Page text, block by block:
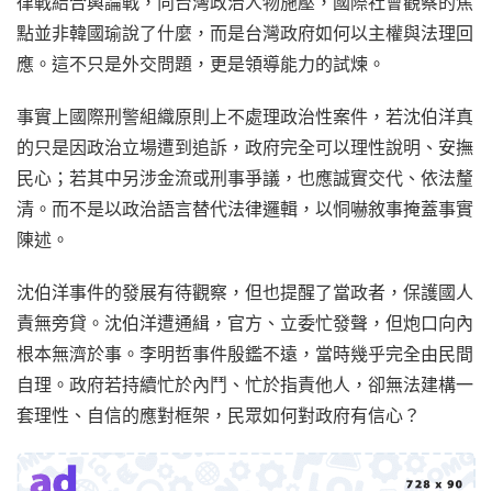
點並非韓國瑜說了什麼，而是台灣政府如何以主權與法理回
應。這不只是外交問題，更是領導能力的試煉。
事實上國際刑警組織原則上不處理政治性案件，若沈伯洋真
的只是因政治立場遭到追訴，政府完全可以理性說明、安撫
民心；若其中另涉金流或刑事爭議，也應誠實交代、依法釐
清。而不是以政治語言替代法律邏輯，以恫嚇敘事掩蓋事實
陳述。
沈伯洋事件的發展有待觀察，但也提醒了當政者，保護國人
責無旁貸。沈伯洋遭通緝，官方、立委忙發聲，但炮口向內
根本無濟於事。李明哲事件殷鑑不遠，當時幾乎完全由民間
自理。政府若持續忙於內鬥、忙於指責他人，卻無法建構一
套理性、自信的應對框架，民眾如何對政府有信心？